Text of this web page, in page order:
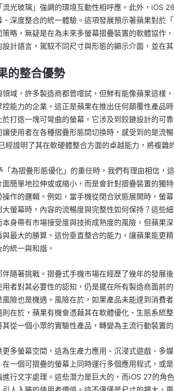
光玻璃」強調的環境互動性相呼應。此外，iOS
深度整合的統一體驗。這項發展預示著蘋果對於
略，無疑是在為未來多螢幕摺疊裝置的軟體協作
計語言，駕馭不同尺寸與形態的顯示介面，並在
的整合優勢
域，許多製造商都曾嚐試，但鮮有能像蘋果這樣
能力的企業。這正是蘋果在推出任何顛覆性產品
打造一塊可彎曲的螢幕。它涉及到鉸鏈設計的可
使用者在各種摺疊形態間切換時，感受到的是流
證明了其在軟硬體整合方面的卓越能力，將複雜
「為摺疊形態優化」的重任時，我們有理由相信，
簡單地拉伸或或縮小，而是會針對摺疊裝置的獨
作的邏輯。例如，當手機從閉合狀態展開時，螢
螢幕時，內容的流暢度與完整性如何保持？這些
身帶有市場接受度與技術成熟度的風險，但蘋果
最大的勝算。這份垂直整合的能力，讓蘋果能更
統一與和諧。
隨著挑戰。摺疊式手機市場在經歷了幾年的發展
者對其必要性的認知，仍是擺在所有製造商面前
險也是機遇。風險在於，如果產品未能達到消費
在於，蘋果有機會憑藉其在軟體優化、生態系統
從一個小眾的實驗性產品，轉變為主流行動裝置的
多螢幕空間，這為生產力應用、沉浸式遊戲、多
一個可摺疊的螢幕上同時運行多個應用程式，或
行文字處理。這些潛力是巨大的，而iOS 27的角